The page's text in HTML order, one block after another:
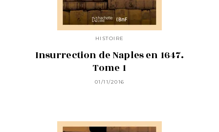
HISTOIRE
Insurrection de Naples en 1647.
Tome 1
01/11/2016